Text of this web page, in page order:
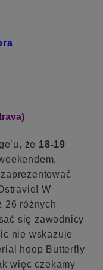
że 18-19
W
26 różnych
się zawodnicy
nie wskazuje
hoop Butterfly
więc czekamy